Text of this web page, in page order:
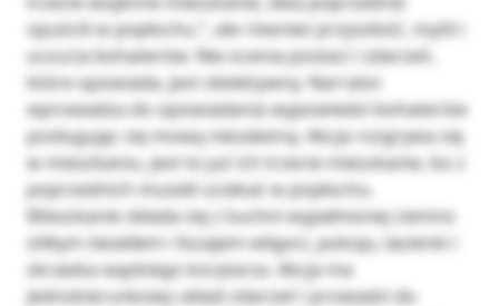
opuścili w popłochu.”, ale również przyszłość, myśli i
uczucia bohaterów. Nie ocenia postaci i zdarzeń,
które opowiada, jest obiektywny. Narrator
wprowadza do opowiadania wypowiedzi bohaterów
posługując się mową niezależną. Akcja rozgrywa się
w mieszkaniu, jest to już ich trzecie mieszkanie, bo z
poprzednich musieli uciekać w popłochu.
Mieszkanie składa się z kuchni wypełnionej ciemno
żółtym światłem i liszajem wilgoci, pokoju, łazienki i
skrawka wąskiego korytarza. Akcja ma
jednokierunkowy układ zdarzeń i prowadzi do